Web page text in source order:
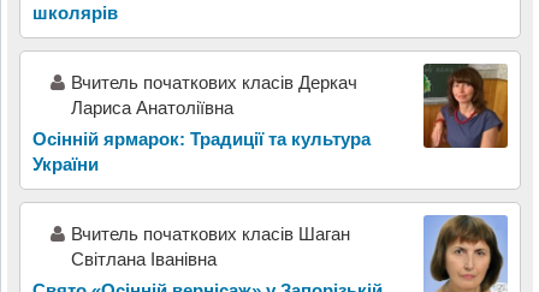
школярів
Вчитель початкових класів Деркач
Лариса Анатоліївна
Осінній ярмарок: Традиції та культура
України
Вчитель початкових класів Шаган
Світлана Іванівна